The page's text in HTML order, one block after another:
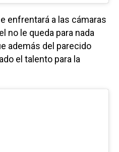
enfrentará a las cámaras
no le queda para nada
además del parecido
el talento para la